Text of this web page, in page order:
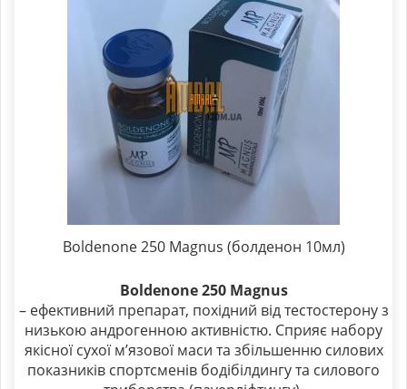
Boldenone 250 Magnus (болденон 10мл)
Boldenone 250 Magnus
– ефективний препарат, похідний від тестостерону з
низькою андрогенною активністю. Сприяє набору
якісної сухої м’язової маси та збільшенню силових
показників спортсменів бодібілдингу та силового